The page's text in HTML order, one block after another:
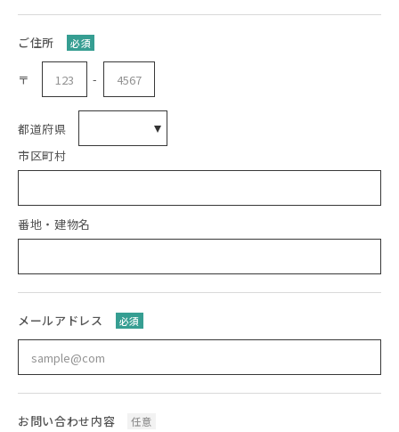
ご住所 必須
〒 -
都道府県
市区町村
番地・建物名
メールアドレス 必須
お問い合わせ内容 任意